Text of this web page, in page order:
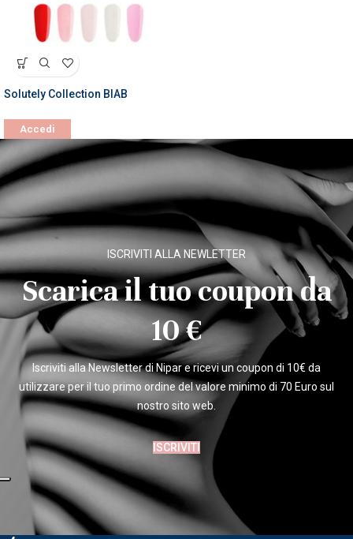
Solutely Collection BIAB
Accedi
ISCRIVITI ALLA NEWLETTER
Scarica il tuo coupon da
10 €
Iscriviti alla Newsletter di Nipar e ricevi un coupon di 10€ da
utilizzare per il tuo primo ordine del valore minimo di 70 Euro sul
nostro sito web.
ISCRIVITI